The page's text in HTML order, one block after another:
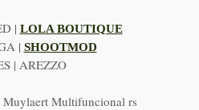
| LOLA BOUTIQUE
| SHOOTMOD
| AREZZO
Muylaert Multifuncional rs